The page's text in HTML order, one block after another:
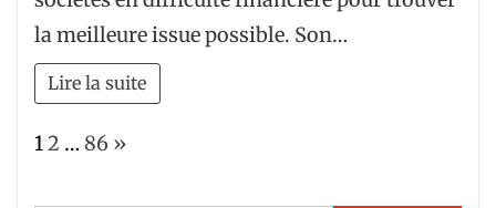
la meilleure issue possible. Son…
Lire la suite
Page:
12 … 86 Next
»